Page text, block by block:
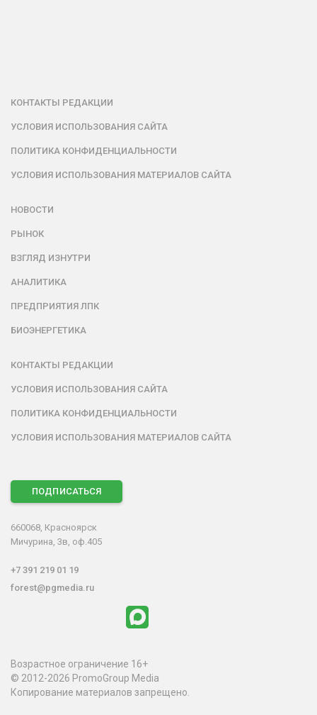
КОНТАКТЫ РЕДАКЦИИ
УСЛОВИЯ ИСПОЛЬЗОВАНИЯ САЙТА
ПОЛИТИКА КОНФИДЕНЦИАЛЬНОСТИ
УСЛОВИЯ ИСПОЛЬЗОВАНИЯ МАТЕРИАЛОВ САЙТА
НОВОСТИ
РЫНОК
ВЗГЛЯД ИЗНУТРИ
АНАЛИТИКА
ПРЕДПРИЯТИЯ ЛПК
БИОЭНЕРГЕТИКА
КОНТАКТЫ РЕДАКЦИИ
УСЛОВИЯ ИСПОЛЬЗОВАНИЯ САЙТА
ПОЛИТИКА КОНФИДЕНЦИАЛЬНОСТИ
УСЛОВИЯ ИСПОЛЬЗОВАНИЯ МАТЕРИАЛОВ САЙТА
ПОДПИСАТЬСЯ
660068, Красноярск
Мичурина, 3в, оф.405
+7 391 219 01 19
forest@pgmedia.ru
Возрастное ограничение 16+
© 2012-2026 PromoGroup Media
Копирование материалов запрещено.